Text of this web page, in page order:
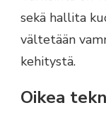
sekä hallita
vältetään
kehitystä.
Oikea